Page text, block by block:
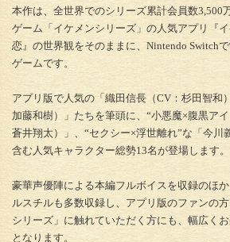
本作は、全世界でのシリーズ累計会員数3,500
ゲーム「イケメンシリーズ」の人気アプリ『
恋』の世界観をそのままに、Nintendo Switch
ゲームです。
アプリ版で人気の「織田信長（CV：杉田智和
加藤和樹）」たちを筆頭に、“小悪魔×腹黒ア
蒼井翔太）」、“セクシー×浮世離れ”な「今川
含む人気キャラクター総勢13名が登場します。
豪華声優陣による本編フルボイスを収録のほ
ルスチルも多数収録し、アプリ版のファンの
シリーズ」に触れていただく方にも、幅広く
となります。